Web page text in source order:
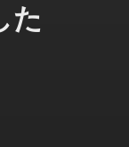
た